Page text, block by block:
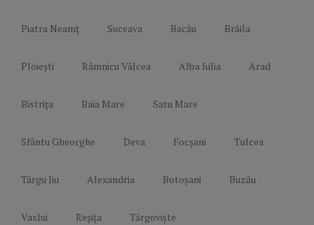
Piatra Neamț Suceava Bacău Brăila
Ploiești Râmnicu Vâlcea Alba Iulia Arad
Bistrița Baia Mare Satu Mare
Sfântu Gheorghe Deva Focșani Tulcea
Târgu Jiu Alexandria Botoșani Buzău
Vaslui Reșița Târgoviște